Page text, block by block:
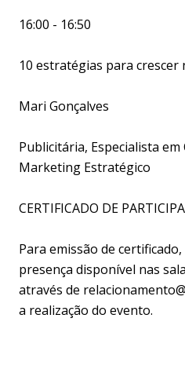
16:00 - 16:50
10 estratégias para crescer
Mari Gonçalves
Publicitária, Especialista em
Marketing Estratégico
CERTIFICADO DE
Para emissão de
presença disponível nas
através de
a realização do evento.